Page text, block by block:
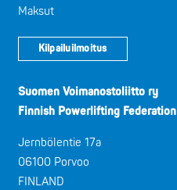
Maksut
Kilpailuilmoitus
Suomen Voimanostoliitto ry
Finnish Powerlifting Federation
Jernbölentie 17a
06100 Porvoo
FINLAND